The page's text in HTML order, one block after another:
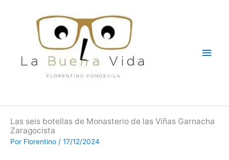
Las seis botellas de Monasterio de las Viñas Garnacha
Zaragocista
Por Florentino / 17/12/2024